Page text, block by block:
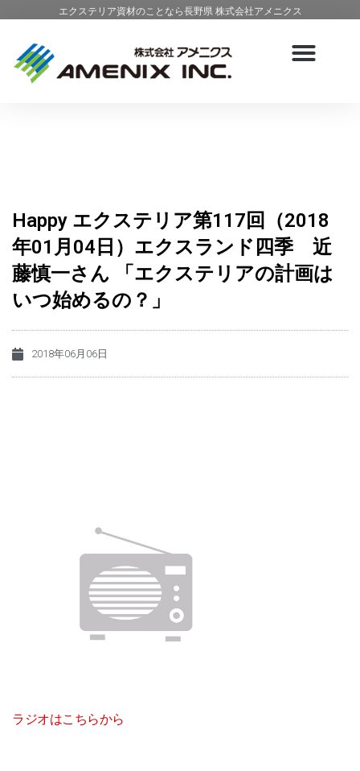
エクステリア資材のことなら長野県 株式会社アメニクス
Happy エクステリア第117回（2018
年01月04日）エクスランド四季 近
藤慎一さん 「エクステリアの計画は
いつ始めるの？」
2018年06月06日
ラジオはこちらから